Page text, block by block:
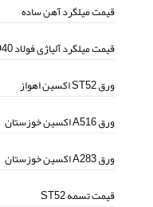
قیمت میلگرد آهن ساده
قیمت میلگرد آلیاژی فولاد MO40
ورق ST52 اکسین اهواز
ورق A516 اکسین خوزستان
ورق A283 اکسین خوزستان
قیمت تسمه ST52